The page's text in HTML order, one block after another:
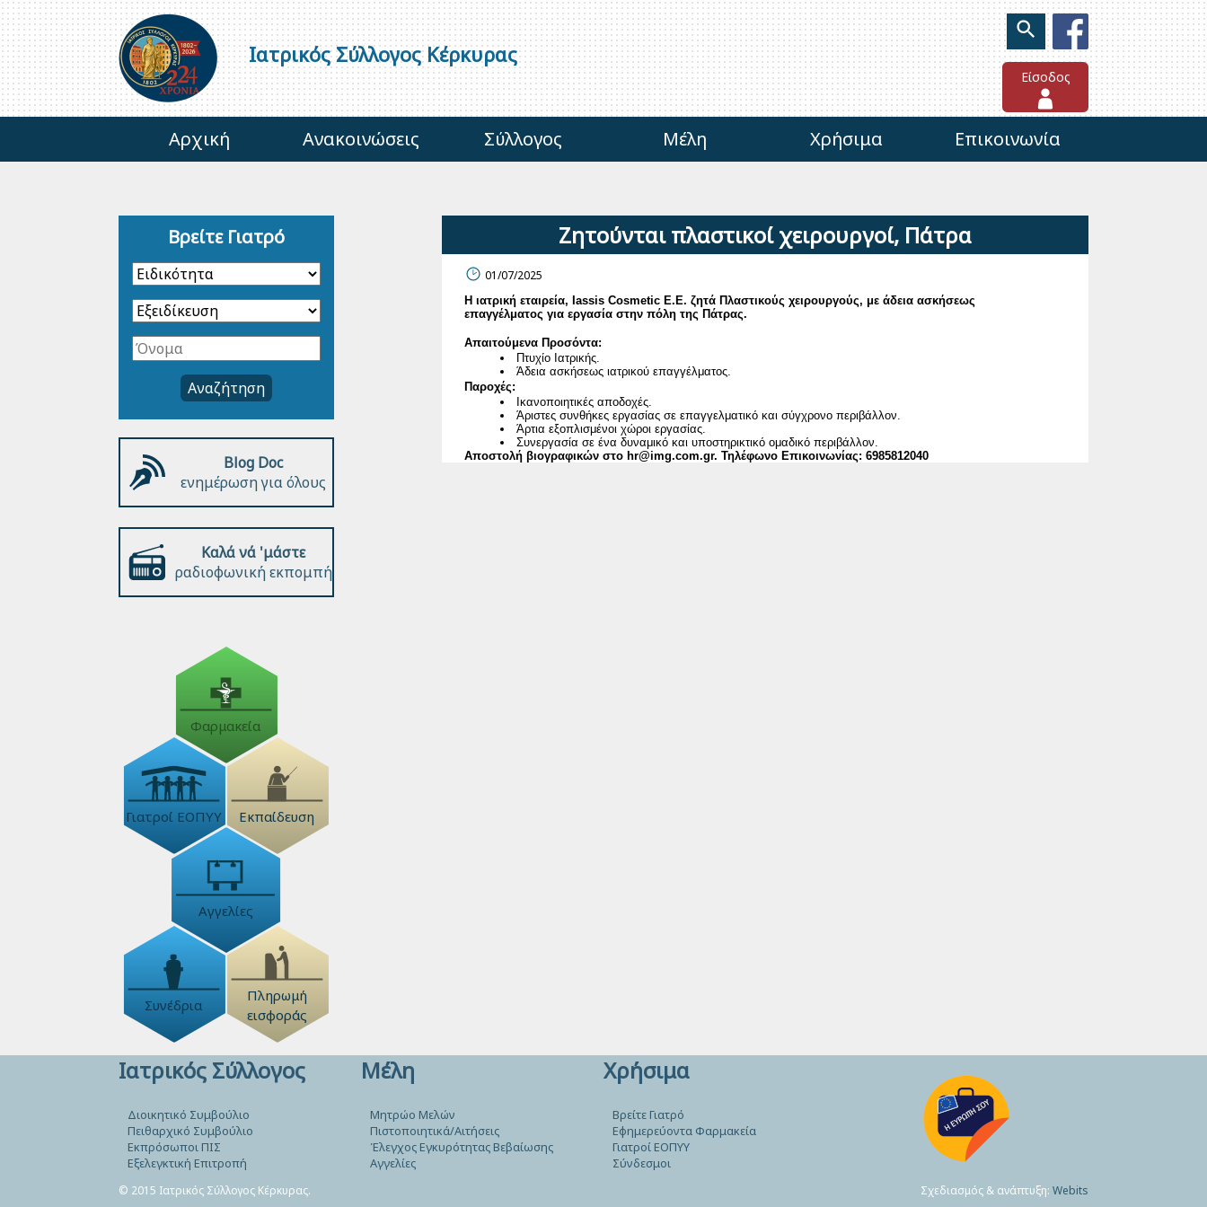
Ιατρικός Σύλλογος Κέρκυρας
Είσοδος
Αρχική Ανακοινώσεις Σύλλογος Μέλη Χρήσιμα Επικοινωνία
Ζητούνται πλαστικοί χειρουργοί, Πάτρα
01/07/2025
Η ιατρική εταιρεία, Iassis Cosmetic Ε.Ε. ζητά Πλαστικούς χειρουργούς, με άδεια ασκήσεως
επαγγέλματος για εργασία στην πόλη της Πάτρας.
Απαιτούμενα Προσόντα:
Πτυχίο Ιατρικής.
Άδεια ασκήσεως ιατρικού επαγγέλματος.
Παροχές:
Ικανοποιητικές αποδοχές.
Άριστες συνθήκες εργασίας σε επαγγελματικό και σύγχρονο περιβάλλον.
Άρτια εξοπλισμένοι χώροι εργασίας.
Συνεργασία σε ένα δυναμικό και υποστηρικτικό ομαδικό περιβάλλον.
Αποστολή βιογραφικών στο hr@img.com.gr. Τηλέφωνο Επικοινωνίας: 6985812040
Βρείτε Γιατρό
Αναζήτηση
Blog Doc
ενημέρωση για όλους
Καλά νά 'μάστε
ραδιοφωνική εκπομπή
Φαρμακεία
Γιατροί ΕΟΠΥΥ Εκπαίδευση
Αγγελίες
Συνέδρια
Πληρωμή
εισφοράς
Ιατρικός Σύλλογος
Διοικητικό Συμβούλιο
Πειθαρχικό Συμβούλιο
Εκπρόσωποι ΠΙΣ
Εξελεγκτική Επιτροπή
Μέλη
Μητρώο Μελών
Πιστοποιητικά/Αιτήσεις
Έλεγχος Εγκυρότητας Βεβαίωσης
Αγγελίες
Χρήσιμα
Βρείτε Γιατρό
Εφημερεύοντα Φαρμακεία
Γιατροί ΕΟΠΥΥ
Σύνδεσμοι
© 2015 Ιατρικός Σύλλογος Κέρκυρας. Σχεδιασμός & ανάπτυξη: Webits